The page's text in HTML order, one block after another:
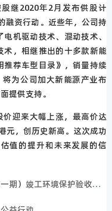
继2020年2月发布供股计
融资行动。近些年，公司持
机驱动技术、混动技术、
，相继推出的十多款新能
荐车型目录》，销量持续
为公司加大新能源产业布
提供支持。
价迎来大幅上涨，最高价达
元，创历史新高。这次成功
值的提升和未来发展的信
下一篇：重庆卓通货箱生产线扩建项目（一期）竣工环境保护验收公示